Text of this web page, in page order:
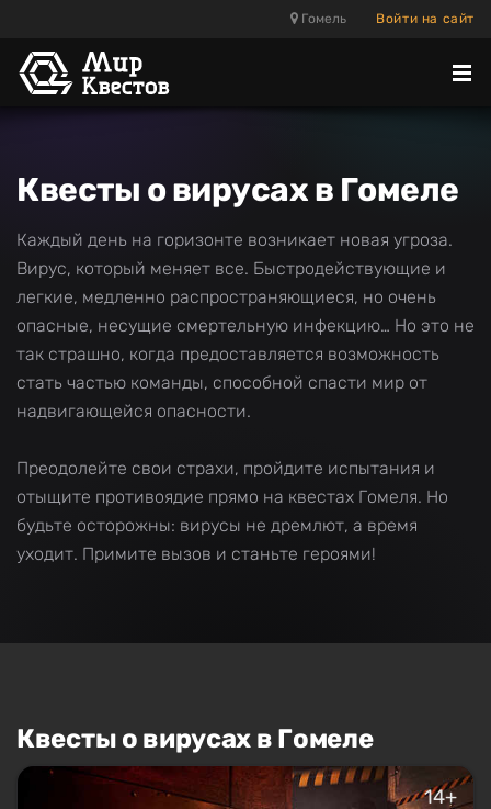
Гомель Войти на сайт
Квесты о вирусах в Гомеле
Каждый день на горизонте возникает новая угроза.
Вирус, который меняет все. Быстродействующие и
легкие, медленно распространяющиеся, но очень
опасные, несущие смертельную инфекцию… Но это не
так страшно, когда предоставляется возможность
стать частью команды, способной спасти мир от
надвигающейся опасности.
Преодолейте свои страхи, пройдите испытания и
отыщите противоядие прямо на квестах Гомеля. Но
будьте осторожны: вирусы не дремлют, а время
уходит. Примите вызов и станьте героями!
Квесты о вирусах в Гомеле
14+